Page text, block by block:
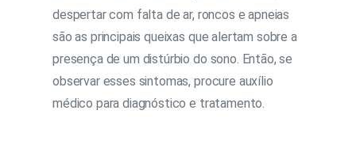
despertar com falta de ar, roncos e apneias
são as principais queixas que alertam sobre a
presença de um distúrbio do sono. Então, se
observar esses sintomas, procure auxílio
médico para diagnóstico e tratamento.